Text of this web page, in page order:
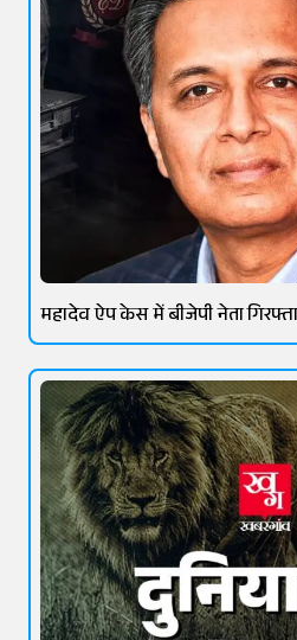
महादेव ऐप केस में बीजेपी नेता